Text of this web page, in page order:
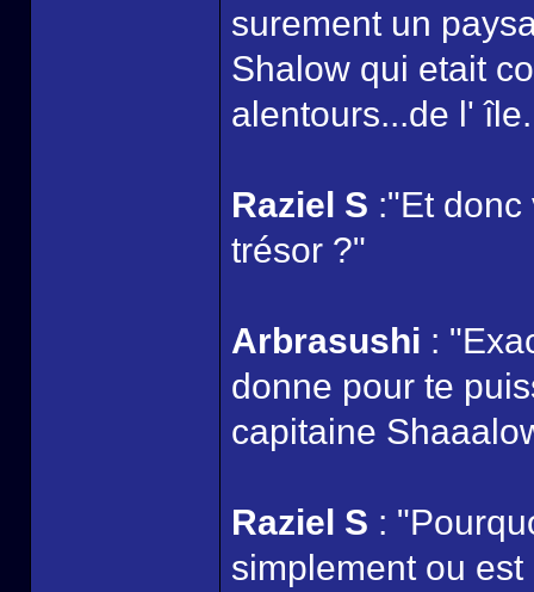
surement un
Shalow qui etait
alentours...de l'
Raziel S :"Et
trésor ?"
Arbrasushi :
donne pour te
capitaine
Raziel S :
simplement ou